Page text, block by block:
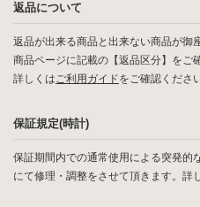
返品について
返品が出来る商品と出来ない商品が御
商品ページに記載の【返品区分】をご
詳しくはご利用ガイドをご確認ください
保証規定(時計)
保証期間内での通常使用による突発的
にて修理・調整をさせて頂きます。詳